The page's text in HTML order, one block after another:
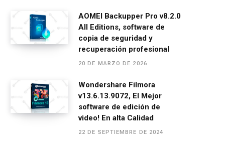
ce
b
o
k
g
at
s
A
p
p
e
gr
a
m
ail m
p
ar
AOMEI Backupper Pro v8.2.0
All Editions, software de
copia de seguridad y
recuperación profesional
20 DE MARZO DE 2026
Wondershare Filmora
v13.6.13.9072, El Mejor
software de edición de
video! En alta Calidad
22 DE SEPTIEMBRE DE 2024